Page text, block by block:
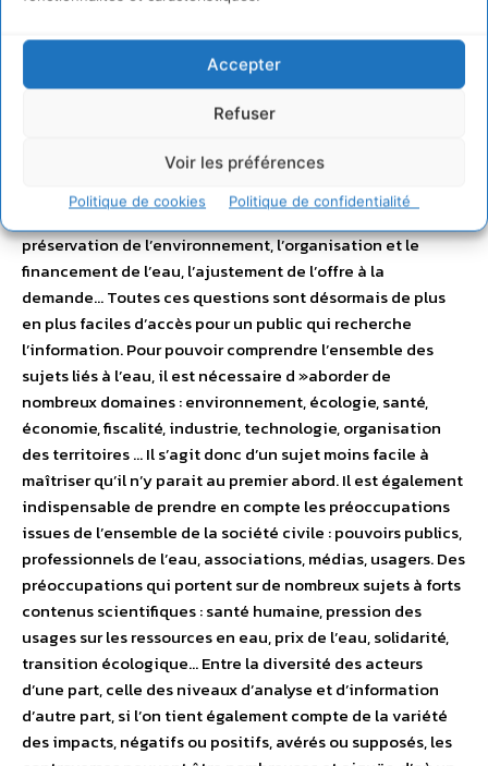
Accepter
Refuser
Voir les préférences
Politique de cookies Politique de confidentialité
Tous les êtres humains sont confrontés à des défis majeurs
pour l’eau : quantité d’eau disponible, sa qualité, la
préservation de l’environnement, l’organisation et le
financement de l’eau, l’ajustement de l’offre à la
demande… Toutes ces questions sont désormais de plus
en plus faciles d’accès pour un public qui recherche
l’information. Pour pouvoir comprendre l’ensemble des
sujets liés à l’eau, il est nécessaire d »aborder de
nombreux domaines : environnement, écologie, santé,
économie, fiscalité, industrie, technologie, organisation
des territoires … Il s’agit donc d’un sujet moins facile à
maîtriser qu’il n’y parait au premier abord. Il est également
indispensable de prendre en compte les préoccupations
issues de l’ensemble de la société civile : pouvoirs publics,
professionnels de l’eau, associations, médias, usagers. Des
préoccupations qui portent sur de nombreux sujets à forts
contenus scientifiques : santé humaine, pression des
usages sur les ressources en eau, prix de l’eau, solidarité,
transition écologique… Entre la diversité des acteurs
d’une part, celle des niveaux d’analyse et d’information
d’autre part, si l’on tient également compte de la variété
des impacts, négatifs ou positifs, avérés ou supposés, les